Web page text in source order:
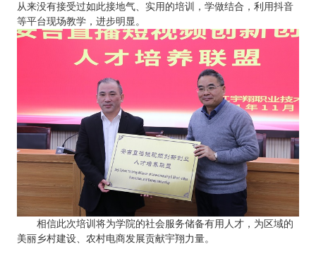
从来没有接受过如此接地气、实用的培训，学做结合，利用抖音
等平台现场教学，进步明显。
相信此次培训将为学院的社会服务储备有用人才，为区域的
美丽乡村建设、农村电商发展贡献宇翔力量。